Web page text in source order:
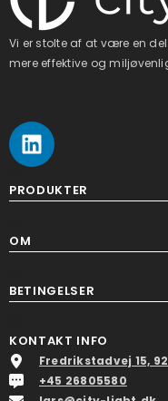
Vi er stolte af at være en
mere effektive og
ss
PRODUKTER
OM
BETINGELSER
KONTAKT INFO
Fredrikstadvej 15,
+45 26805580